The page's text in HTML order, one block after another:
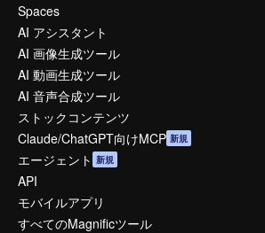
Spaces
AI アシスタント
AI 画像生成ツール
AI 動画生成ツール
AI 音声合成ツール
ストックコンテンツ
Claude/ChatGPT向けMCP 新規
エージェント 新規
API
モバイルアプリ
すべてのMagnificツール